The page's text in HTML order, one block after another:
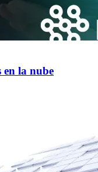
en la nube